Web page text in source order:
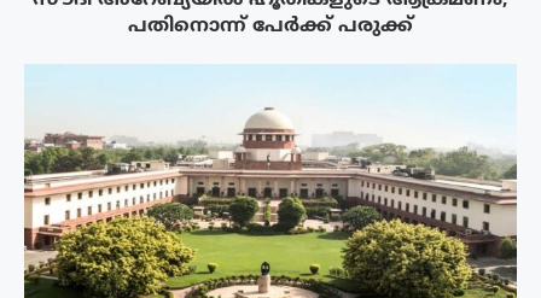
പതിനൊന്ന് പേർക്ക് പരുക്ക്